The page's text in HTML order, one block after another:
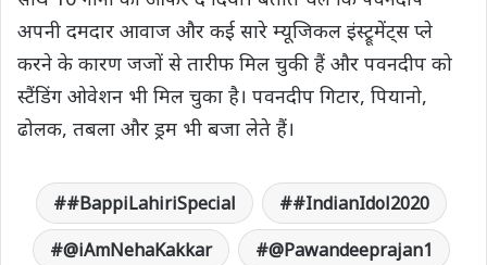
अपनी दमदार आवाज और कई सारे म्यूजिकल इंस्ट्रूमेंट्स प्ले
करने के कारण जजों से तारीफ मिल चुकी हैं और पवनदीप को
स्टैंडिंग ओवेशन भी मिल चुका है। पवनदीप गिटार, पियानो,
ढोलक, तबला और ड्रम भी बजा लेते हैं।
#BappiLahiriSpecial
#IndianIdol2020
@iAmNehaKakkar
@Pawandeeprajan1